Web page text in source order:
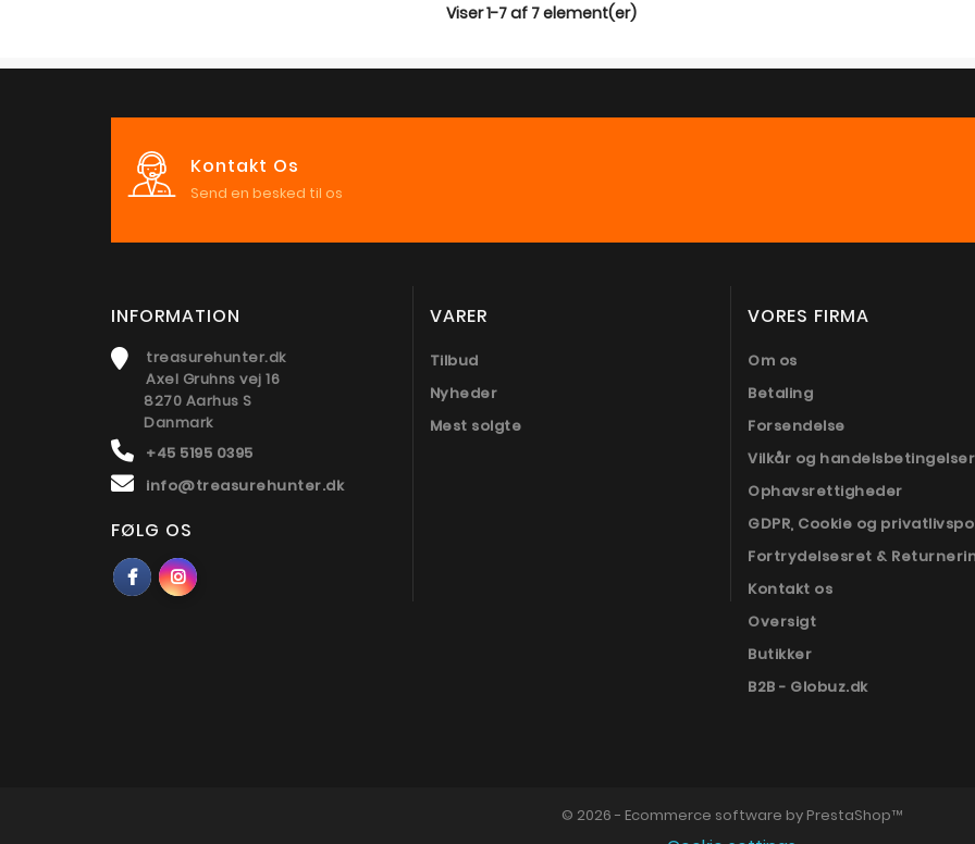
Viser 1-7 af 7 element(er)
Kontakt Os
Send en besked til os
INFORMATION
treasurehunter.dk
Axel Gruhns vej 16
8270 Aarhus S
Danmark
+45 5195 0395
info@treasurehunter.dk
FØLG OS
VARER
Tilbud
Nyheder
Mest solgte
VORES FIRMA
Om os
Betaling
Forsendelse
Vilkår og handelsbetingelser
Ophavsrettigheder
GDPR, Cookie og
Fortrydelsesret &
Kontakt os
Oversigt
Butikker
B2B - Globuz.dk
© 2026 - Ecommerce software by PrestaShop™